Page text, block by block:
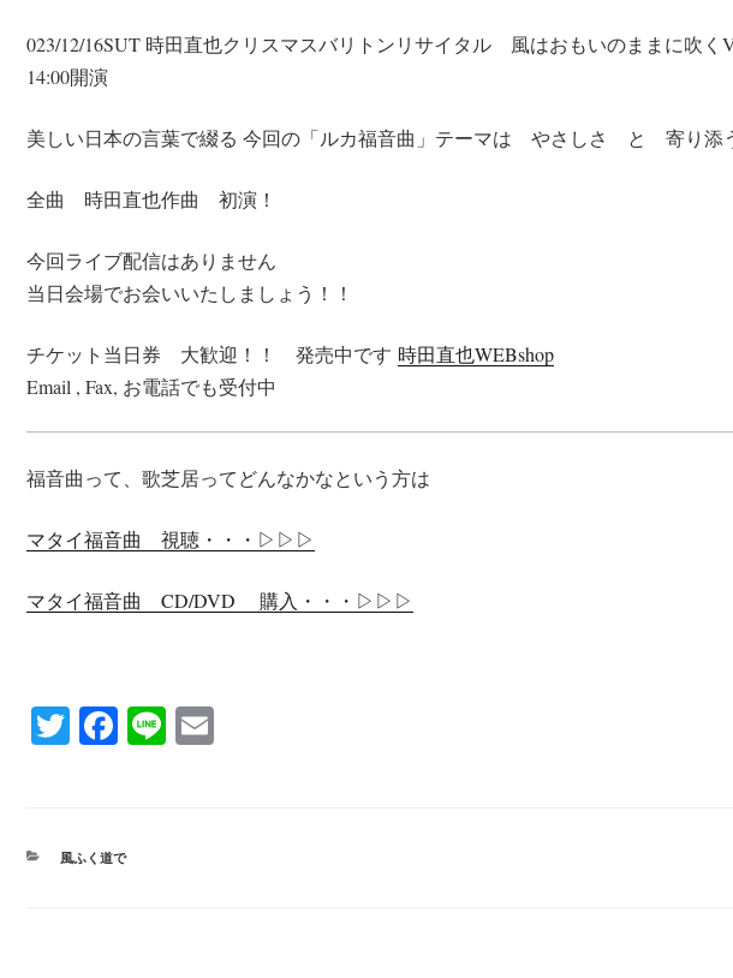
023/12/16SUT 時田直也クリスマスバリトンリサイタル 風はおもいのままに吹く
14:00開演
美しい日本の言葉で綴る 今回の「ルカ福音曲」テーマは やさしさ と 寄り
全曲 時田直也作曲 初演！
今回ライブ配信はありません
当日会場でお会いいたしましょう！！
チケット当日券 大歓迎！！ 発売中です 時田直也WEBshop
Email , Fax, お電話でも受付中
福音曲って、歌芝居ってどんなかなという方は
マタイ福音曲 視聴・・・▷▷▷
マタイ福音曲 CD/DVD 購入・・・▷▷▷
T
r
Fa
ok
Li
カ
風ふく道で